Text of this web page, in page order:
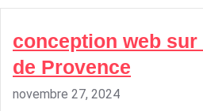
conception web sur
de Provence
novembre 27, 2024